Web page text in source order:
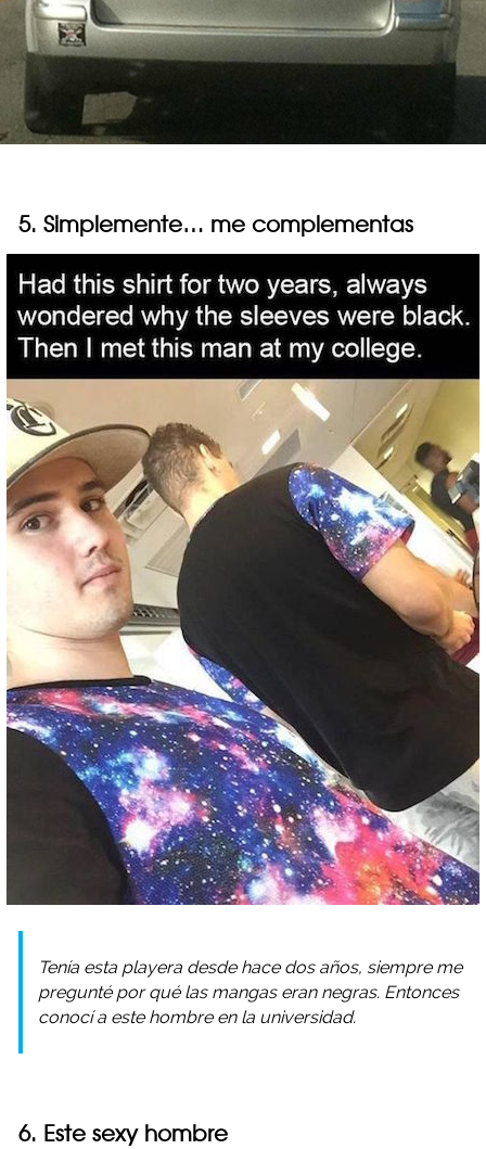
5. Simplemente… me complementas
Tenía esta playera desde hace dos años, siempre me
pregunté por qué las mangas eran negras. Entonces
conocí a este hombre en la universidad.
6. Este sexy hombre